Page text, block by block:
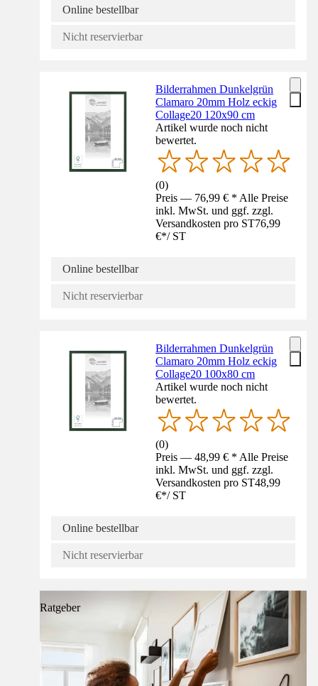
Online bestellbar
Nicht reservierbar
Bilderrahmen Dunkelgrün
Clamaro 20mm Holz eckig
Collage20 120x90 cm
Artikel wurde noch nicht
bewertet.
(0)
Preis — 76,99 € * Alle Preise
inkl. MwSt. und ggf. zzgl.
Versandkosten pro ST76,99
€*/ ST
Online bestellbar
Nicht reservierbar
Bilderrahmen Dunkelgrün
Clamaro 20mm Holz eckig
Collage20 100x80 cm
Artikel wurde noch nicht
bewertet.
(0)
Preis — 48,99 € * Alle Preise
inkl. MwSt. und ggf. zzgl.
Versandkosten pro ST48,99
€*/ ST
Online bestellbar
Nicht reservierbar
Ratgeber